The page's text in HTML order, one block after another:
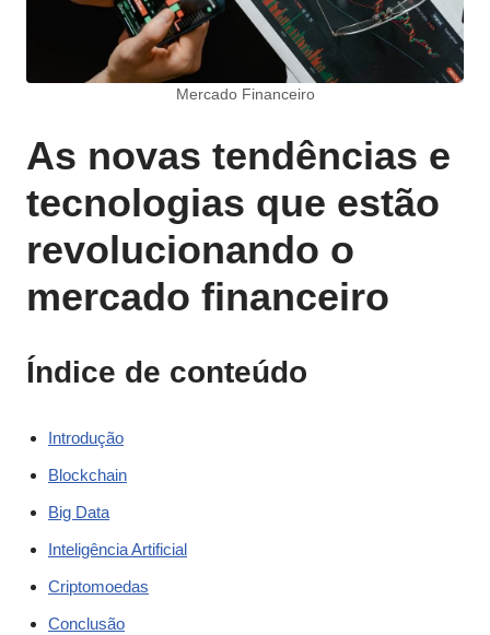
Mercado Financeiro
As novas tendências e
tecnologias que estão
revolucionando o
mercado financeiro
Índice de conteúdo
Introdução
Blockchain
Big Data
Inteligência Artificial
Criptomoedas
Conclusão